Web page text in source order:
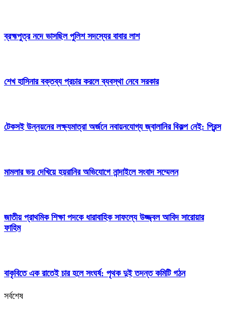
ব্রহ্মপুত্র নদে ভাসছিল পুলিশ সদস্যের বাবার লাশ
শেখ হাসিনার বক্তব্য প্রচার করলে ব্যবস্থা নেবে সরকার
টেকসই উন্নয়নের লক্ষ্যমাত্রা অর্জনে নবায়নযোগ্য জ্বালানির বিকল্প নেই: প্রিন্স
মামলার ভয় দেখিয়ে হয়রানির অভিযোগে নান্দাইলে সংবাদ সম্মেলন
জাতীয় প্রাথমিক শিক্ষা পদকে ধারাবাহিক সাফল্যে উজ্জ্বল আবিদ সারোয়ার
ফাহিম
বাকৃবিতে এক রাতেই চার হলে সংঘর্ষ: পৃথক দুই তদন্ত কমিটি গঠন
সর্বশেষ